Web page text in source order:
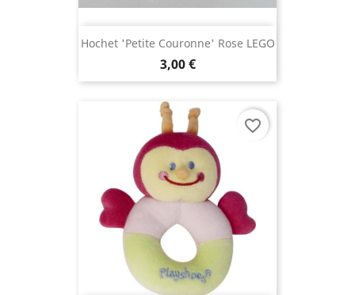
Hochet 'petite Couronne' Rose LEGO
3,00 €
favorite_border